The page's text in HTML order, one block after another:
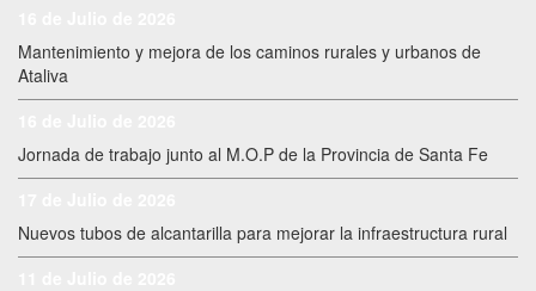
Mantenimiento y mejora de los caminos rurales y urbanos de
Ataliva
Jornada de trabajo junto al M.O.P de la Provincia de Santa Fe
Nuevos tubos de alcantarilla para mejorar la infraestructura rural